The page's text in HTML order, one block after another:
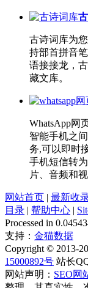
古诗词库为
持部首拼音
语接接龙，
藏文库。
WhatsApp网
智能手机之
务,可以即时
手机短信转
片、音频和
网站首页 | 最新收
目录 | 帮助中心 |
Processed in
支持： 金猫数据
Copyright © 2013-
15000892号 站长
网站声明： SEO网